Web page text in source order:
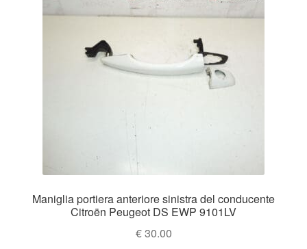
Maniglia portiera anteriore sinistra del conducente
Citroën Peugeot DS EWP 9101LV
€30.00